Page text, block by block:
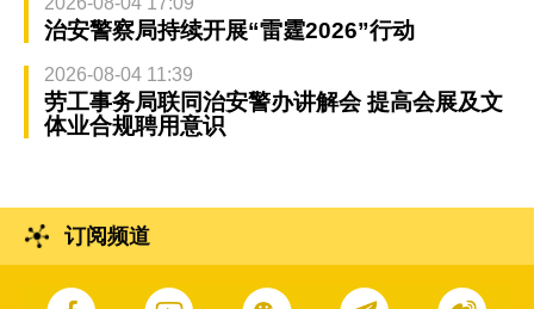
治安警察局持续开展“雷霆2026”行动
2026-08-04 11:39
劳工事务局联同治安警办讲解会 提高会展及文
体业合规聘用意识
订阅频道